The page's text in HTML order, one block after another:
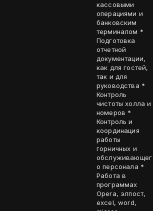
кассовыми
операциями и
банковским
терминалом *
Подготовка
отчетной
документации,
как для гостей,
так и для
руководства *
Контроль
чистоты холла и
номеров *
Контроль и
координация
работы
горничных и
обслуживающег
о персонала *
Работа в
программах
Opera, элпост,
excel, word,